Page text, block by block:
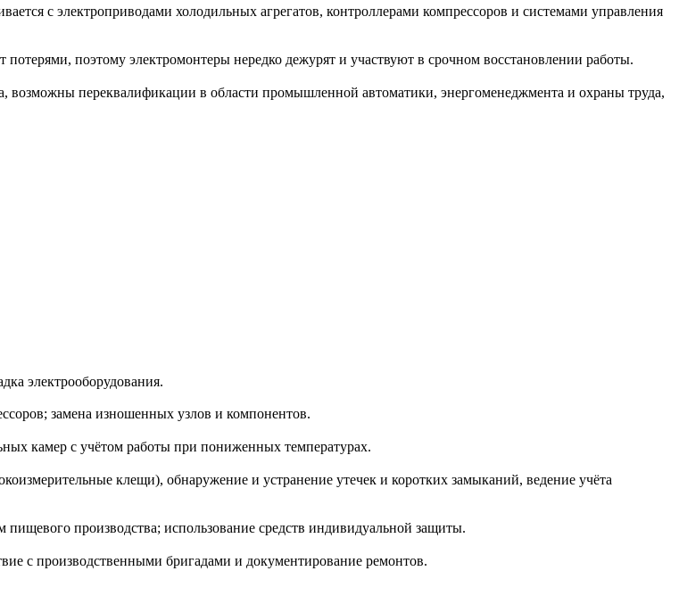
с электроприводами холодильных агрегатов, контроллерами компрессоров и системами управления
поэтому электромонтеры нередко дежурят и участвуют в срочном восстановлении работы.
возможны переквалификации в области промышленной автоматики, энергоменеджмента и охраны труда,
электрооборудования.
замена изношенных узлов и компонентов.
камер с учётом работы при пониженных температурах.
клещи), обнаружение и устранение утечек и коротких замыканий, ведение учёта
производства; использование средств индивидуальной защиты.
с производственными бригадами и документирование ремонтов.